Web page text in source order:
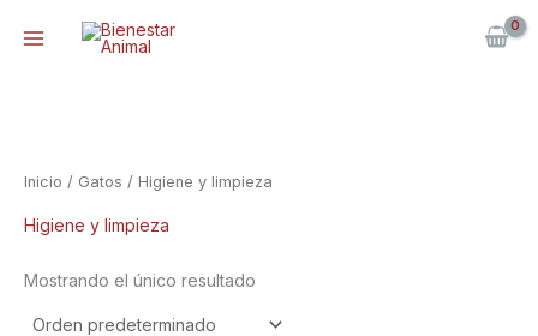
Inicio / Gatos / Higiene y limpieza
Higiene y limpieza
Mostrando el único resultado